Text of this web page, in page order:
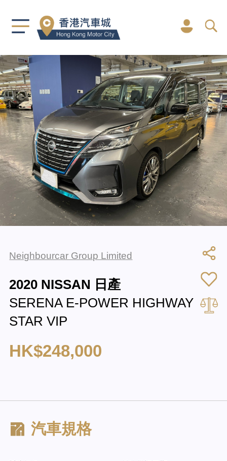
Neighbourcar Group Limited
2020 NISSAN 日產
SERENA E-POWER HIGHWAY
STAR VIP
HK$248,000
汽車規格